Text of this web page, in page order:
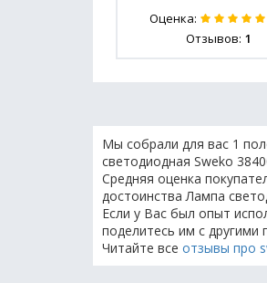
Оценка:
Отзывов: 1
Мы собрали для вас 1
светодиодная Sweko
Средняя оценка
достоинства Лампа
Если у Вас был опыт
поделитесь им с другими
Читайте все отзывы про